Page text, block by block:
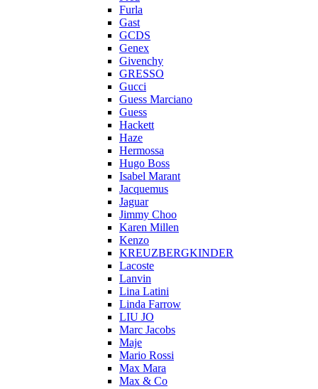
Furla
Gast
GCDS
Genex
Givenchy
GRESSO
Gucci
Guess Marciano
Guess
Hackett
Haze
Hermossa
Hugo Boss
Isabel Marant
Jacquemus
Jaguar
Jimmy Choo
Karen Millen
Kenzo
KREUZBERGKINDER
Lacoste
Lanvin
Lina Latini
Linda Farrow
LIU JO
Marc Jacobs
Maje
Mario Rossi
Max Mara
Max & Co